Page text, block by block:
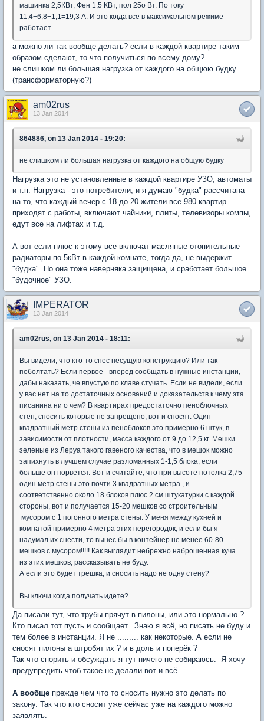
машинка 2,5КВт, Фен 1,5 КВт, пол 25о Вт. По току
11,4+6,8+1,1=19,3 А. И это когда все в максимальном режиме
работает.
а можно ли так вообще делать? если в каждой квартире таким
образом сделают, то что получиться по всему дому?...
не слишком ли большая нагрузка от каждого на общюю будку
(трансформаторную?)
am02rus
13 Jan 2014
864886, on 13 Jan 2014 - 19:20:
не слишком ли большая нагрузка от каждого на общую будку
Нагрузка это не установленные в каждой квартире УЗО, автоматы
и т.п. Нагрузка - это потребители, и я думаю "будка" рассчитана
на то, что каждый вечер с 18 до 20 жители все 980 квартир
приходят с работы, включают чайники, плиты, телевизоры компы,
едут все на лифтах и т.д.
А вот если плюс к этому все включат масляные отопительные
радиаторы по 5кВт в каждой комнате, тогда да, не выдержит
"будка". Но она тоже наверняка защищена, и сработает большое
"будочное" УЗО.
IMPERATOR
13 Jan 2014
am02rus, on 13 Jan 2014 - 18:11:
Вы видели, что кто-то снес несущую конструкцию? Или так
поболтать? Если первое - вперед сообщать в нужные инстанции,
дабы наказать, че впустую по клаве стучать. Если не видели, если
у вас нет на то достаточных оснований и доказательств к чему эта
писанина ни о чем? В квартирах предостаточно пеноблочных
стен, сносить которые не запрещено, вот и сносят. Один
квадратный метр стены из пеноблоков это примерно 6 штук, в
зависимости от плотности, масса каждого от 9 до 12,5 кг. Мешки
зеленые из Леруа такого гавеного качества, что в мешок можно
запихнуть в лучшем случае разломанных 1-1,5 блока, если
больше он порвется. Вот и считайте, что при высоте потолка 2,75
один метр стены это почти 3 квадратных метра , и
соответственно около 18 блоков плюс 2 см штукатурки с каждой
стороны, вот и получается 15-20 мешков со строительным
мусором с 1 погонного метра стены. У меня между кухней и
комнатой примерно 4 метра этих перегородок, и если бы я
надумал их снести, то вынес бы в контейнер не менее 60-80
мешков с мусором!!!!! Как выглядит небрежно наброшенная куча
из этих мешков, рассказывать не буду.
А если это будет трешка, и сносить надо не одну стену?
Вы ключи когда получать идете?
Да писали тут, что трубы прячут в пилоны, или это нормально ? .
Кто писал тот пусть и сообщает. Знаю я всё, но писать не буду и
тем более в инстанции. Я не ......... как некоторые. А если не
сносят пилоны а штробят их ? и в доль и поперёк ?
Так что спорить и обсуждать я тут ничего не собираюсь. Я хочу
предупредить чтоб такое не делали вот и всё.
А вообще прежде чем что то сносить нужно это делать по
закону. Так что кто сносит уже сейчас уже на каждого можно
заявлять.